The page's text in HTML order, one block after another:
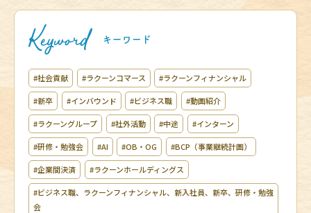
#社会貢献 #ラクーンコマース #ラクーンフィナンシャル
#新卒 #インバウンド #ビジネス職 #動画紹介
#ラクーングループ #社外活動 #中途 #インターン
#研修・勉強会 #AI #OB・OG #BCP（事業継続計画）
#企業間決済 #ラクーンホールディングス
#ビジネス職、ラクーンフィナンシャル、新入社員、新卒、研修・勉強
会